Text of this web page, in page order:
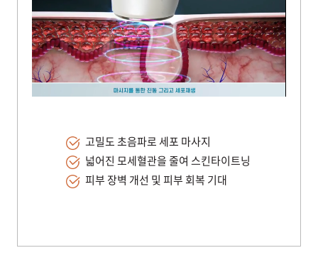
고밀도 초음파로 세포 마사지
넓어진 모세혈관을 줄여 스킨타이트닝
피부 장벽 개선 및 피부 회복 기대